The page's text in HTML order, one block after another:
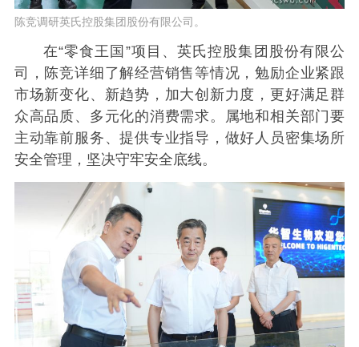
陈竞调研英氏控股集团股份有限公司。
在“零食王国”项目、英氏控股集团股份有限公
司，陈竞详细了解经营销售等情况，勉励企业紧跟
市场新变化、新趋势，加大创新力度，更好满足群
众高品质、多元化的消费需求。属地和相关部门要
主动靠前服务、提供专业指导，做好人员密集场所
安全管理，坚决守牢安全底线。